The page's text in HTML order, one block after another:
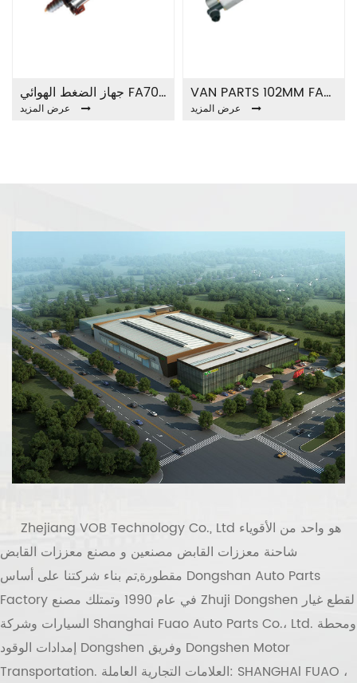
جهاز الضغط الهوائي FA7012 CLUTCH BOOSTER
عرض المزيد
VAN PARTS 102MM FA7033A معزز القابض
عرض المزيد
Zhejiang VOB Technology Co., Ltd هو واحد من الأقوياء
شاحنة معززات القابض مصنعين و مصنع معززات القابض
مقطورة,تم بناء شركتنا على أساس Dongshan Auto Parts
Factory في عام 1990 وتمتلك مصنع Zhuji Dongshen لقطع غيار
السيارات وشركة Shanghai Fuao Auto Parts Co.، Ltd. ومحطة
إمدادات الوقود Dongshen وفريق Dongshen Motor
Transportation. العلامات التجارية العاملة: SHANGHAl FUAO ،